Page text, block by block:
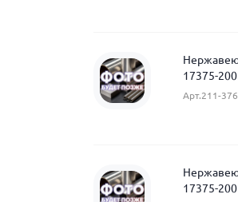
17375-
Арт.211-
17375-